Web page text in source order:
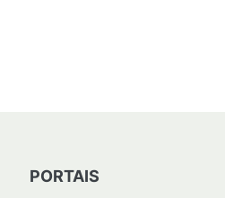
PORTAIS